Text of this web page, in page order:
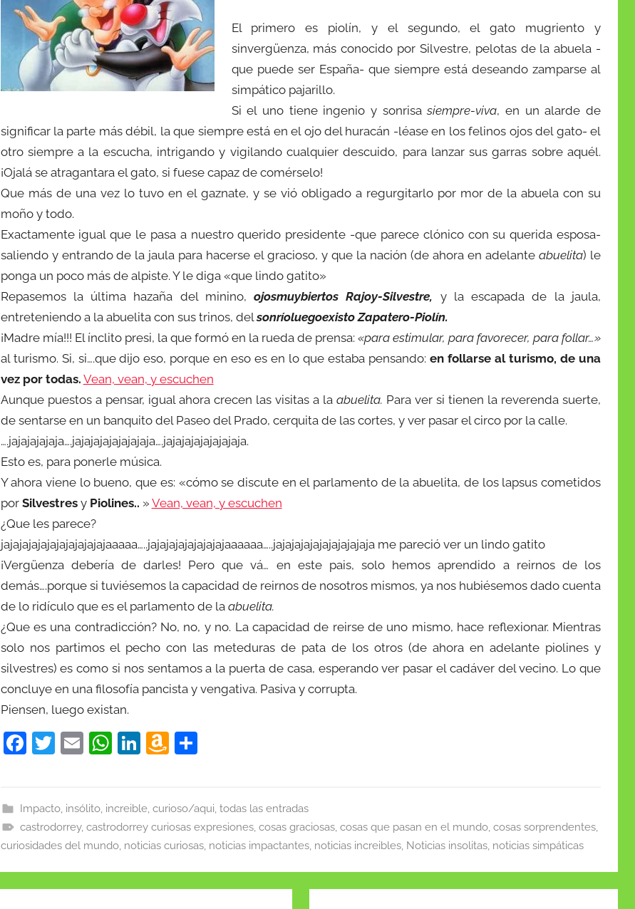
o
k
p
W
is
h
Li
El primero es piolín, y el segundo, el gato mugriento y
sinvergüenza, más conocido por Silvestre, pelotas de la abuela -
que puede ser España- que siempre está deseando zamparse al
simpático pajarillo.
Si el uno tiene ingenio y sonrisasiempre-viva, en un alarde de
significar la parte más débil, la que siempre está en el ojo del huracán -léase en los felinos ojos del gato- el
otro siempre a la escucha, intrigando y vigilando cualquier descuido, para lanzar sus garras sobre aquél.
¡Ojalá se atragantara el gato, si fuese capaz de comérselo!
Que más de una vez lo tuvo en el gaznate, y se vió obligado a regurgitarlo por mor de la abuela con su
moño y todo.
Exactamente igual que le pasa a nuestro querido presidente -que parece clónico con su querida esposa-
saliendo y entrando de la jaula para hacerse el gracioso, y que la nación (de ahora en adelanteabuelita) le
ponga un poco más de alpiste. Y le diga «que lindo gatito»
Repasemos la última hazaña del minino,ojosmuybiertos Rajoy-Silvestre, y la escapada de la jaula,
entreteniendo a la abuelita con sus trinos, delsonríoluegoexisto Zapatero-Piolín.
¡Madre mía!!! El ínclito presi, la que formó en la rueda de prensa: «para estimular, para favorecer, para follar…»
al turismo. Si, si….que dijo eso, porque en eso es en lo que estaba pensando:en follarse al turismo, de una
vez por todas. Vean, vean, y escuchen
Aunque puestos a pensar, igual ahora crecen las visitas a la abuelita. Para ver si tienen la reverenda suerte,
de sentarse en un banquito del Paseo del Prado, cerquita de las cortes, y ver pasar el circo por la calle.
….jajajajajaja….jajajajajajajajaja….jajajajajajajajaja.
Esto es, para ponerle música.
Y ahora viene lo bueno, que es: «cómo se discute en el parlamento de la abuelita, de los lapsus cometidos
por SilvestresyPiolines.. » Vean, vean, y escuchen
¿Que les parece?
jajajajajajajajajajajajaaaaa…..jajajajajajajajajaaaaaa…..jajajajajajajajajajaja me pareció ver un lindo gatito
¡Vergüenza debería de darles! Pero que vá… en este pais, solo hemos aprendido a reirnos de los
demás….porque si tuviésemos la capacidad de reirnos de nosotros mismos, ya nos hubiésemos dado cuenta
de lo ridículo que es el parlamento de la abuelita.
¿Que es una contradicción? No, no, y no. La capacidad de reirse de uno mismo, hace reflexionar. Mientras
solo nos partimos el pecho con las meteduras de pata de los otros (de ahora en adelante piolines y
silvestres) es como si nos sentamos a la puerta de casa, esperando ver pasar el cadáver del vecino. Lo que
concluye en una filosofía pancista y vengativa. Pasiva y corrupta.
Piensen, luego existan.
F
e
b
o
o
T
er
E
l
W
s
A
p
p
Li
e
dI
n
A
z
o
n
W
C
p
ar
tir
Impacto, insólito, increible, curioso/aqui, todas las entradas
castrodorrey,castrodorrey curiosas expresiones,cosas graciosas,cosas que pasan en el mundo,cosas sorprendentes,
curiosidades del mundo, noticias curiosas, noticias impactantes, noticias increibles, Noticias insolitas, noticias simpáticas